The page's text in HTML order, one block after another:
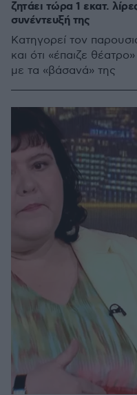
ζητάει τώρα 1 εκατ.
συνέντευξή της
Κατηγορεί τον
και ότι «έπαιζε
με τα «βάσανά» της